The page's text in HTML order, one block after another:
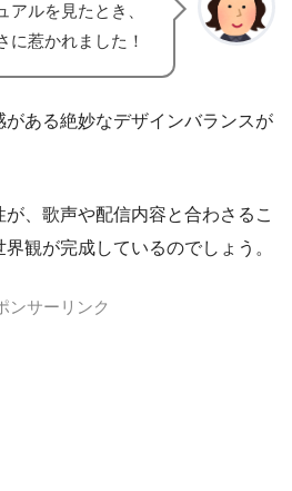
ルを見たとき、
に惹かれました！
ある絶妙なデザインバランスが
、歌声や配信内容と合わさるこ
観が完成しているのでしょう。
ンサーリンク